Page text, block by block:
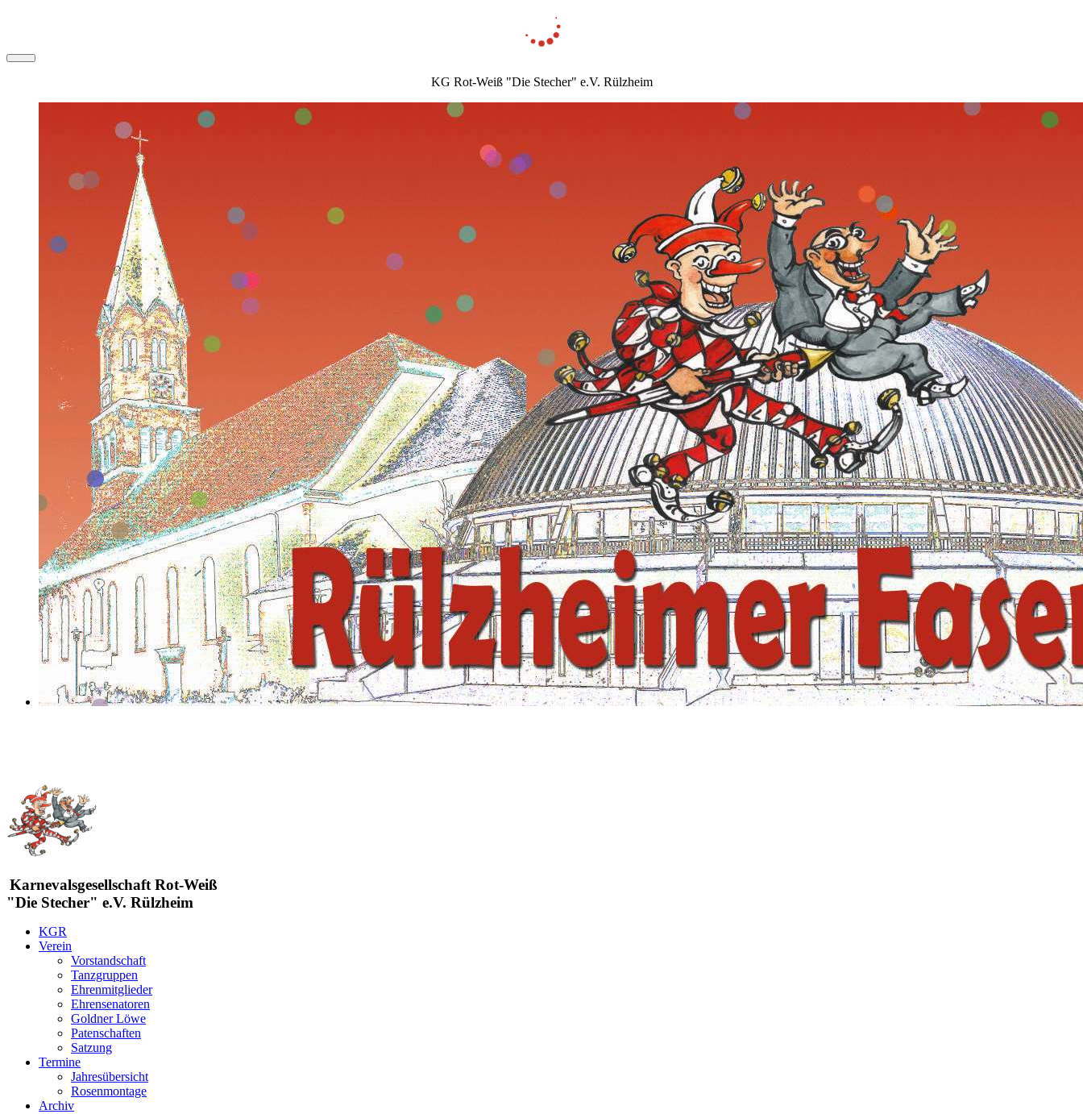
KG Rot-Weiß "Die Stecher" e.V. Rülzheim
Karnevalsgesellschaft Rot-Weiß
"Die Stecher" e.V. Rülzheim
KGR
Verein
Vorstandschaft
Tanzgruppen
Ehrenmitglieder
Ehrensenatoren
Goldner Löwe
Patenschaften
Satzung
Termine
Jahresübersicht
Rosenmontage
Archiv